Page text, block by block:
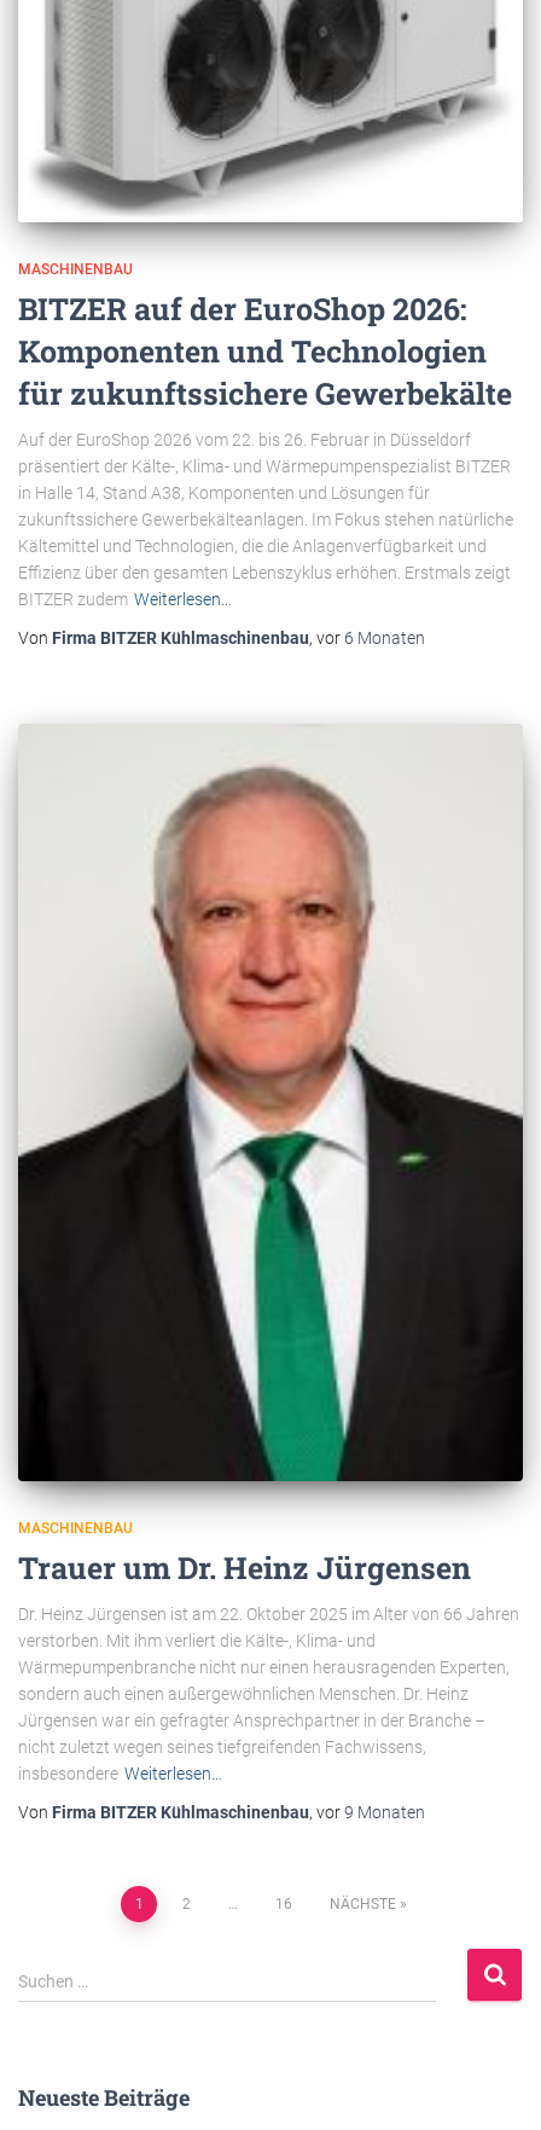
MASCHINENBAU
BITZER auf der EuroShop 2026:
Komponenten und Technologien
für zukunftssichere Gewerbekälte
Auf der EuroShop 2026 vom 22. bis 26. Februar in Düsseldorf
präsentiert der Kälte-, Klima- und Wärmepumpenspezialist BITZER
in Halle 14, Stand A38, Komponenten und Lösungen für
zukunftssichere Gewerbekälteanlagen. Im Fokus stehen natürliche
Kältemittel und Technologien, die die Anlagenverfügbarkeit und
Effizienz über den gesamten Lebenszyklus erhöhen. Erstmals zeigt
BITZER zudem Weiterlesen…
Von Firma BITZER Kühlmaschinenbau, vor 6 Monaten
MASCHINENBAU
Trauer um Dr. Heinz Jürgensen
Dr. Heinz Jürgensen ist am 22. Oktober 2025 im Alter von 66 Jahren
verstorben. Mit ihm verliert die Kälte-, Klima- und
Wärmepumpenbranche nicht nur einen herausragenden Experten,
sondern auch einen außergewöhnlichen Menschen. Dr. Heinz
Jürgensen war ein gefragter Ansprechpartner in der Branche –
nicht zuletzt wegen seines tiefgreifenden Fachwissens,
insbesondere Weiterlesen…
Von Firma BITZER Kühlmaschinenbau, vor9 Monaten
Beitragsnavigation
1 2 … 16 NÄCHSTE
S
u
n
Suchen …
Neueste Beiträge